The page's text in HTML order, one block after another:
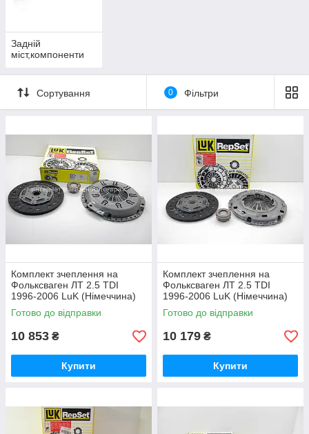
Задній
міст,компоненти
Сортування 0 Фільтри
Комплект зчеплення на
Фольксваген ЛТ 2.5 TDI
1996-2006 LuK (Німеччина)
624301100
Готово до відправки
10 853 ₴
Купити
Комплект зчеплення на
Фольксваген ЛТ 2.5 TDI
1996-2006 LuK (Німеччина)
624311600
Готово до відправки
10 179 ₴
Купити